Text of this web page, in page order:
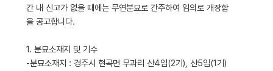
간 내 신고가 없을 때에는 무연분묘로 간주하여 임의로 개장함
을 공고합니다.
1. 분묘소재지 및 기수
-분묘소재지 : 경주시 현곡면 무과리 산4임(2기), 산5임(1기)